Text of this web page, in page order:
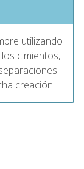
utilizando
cimientos,
creación.